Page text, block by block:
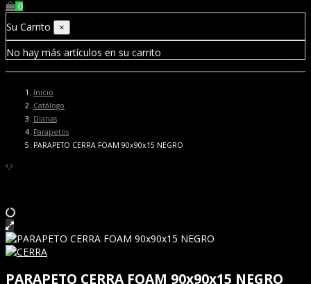
0
Su Carrito ×
No hay más artículos en su carrito
Inicio
Catálogo
Dianas
Parapetos
PARAPETO CERRA FOAM 90x90x15 NEGRO
PARAPETO CERRA FOAM 90x90x15 NEGRO